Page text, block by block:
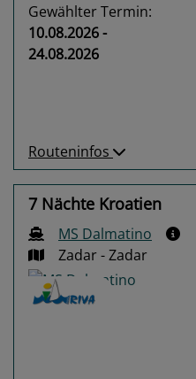
Gewählter Termin:
10.08.2026 -
24.08.2026
Routeninfos
7 Nächte Kroatien
MS Dalmatino
Zadar - Zadar